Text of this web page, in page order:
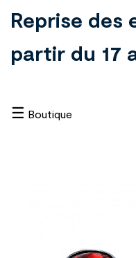
Reprise des
partir du 17
Boutique
☰